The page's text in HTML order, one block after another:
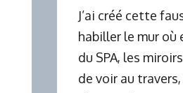
J’ai créé cette
habiller le mur
du SPA, les
de voir au